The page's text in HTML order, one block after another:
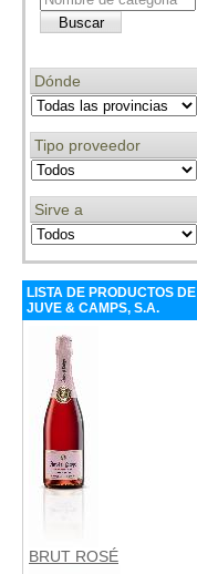
Dónde
Tipo proveedor
Sirve a
LISTA DE PRODUCTOS DE
JUVE & CAMPS, S.A.
BRUT ROSÉ